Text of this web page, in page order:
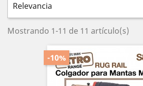
Relevancia
Mostrando 1-11 de 11 artículo(s)
-10%